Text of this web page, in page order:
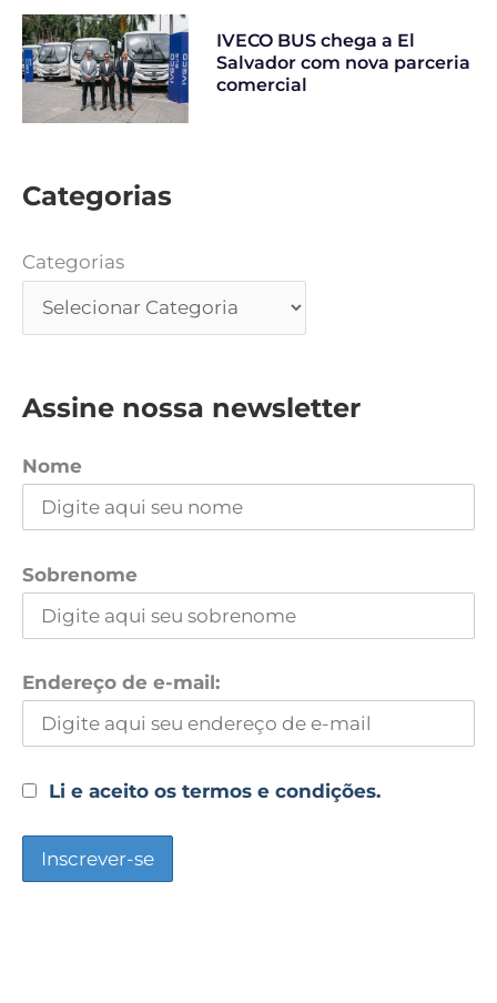
IVECO BUS chega a El
Salvador com nova parceria
comercial
Categorias
Categorias
Assine nossa newsletter
Nome
Sobrenome
Endereço de e-mail:
Li e aceito os termos e condições.